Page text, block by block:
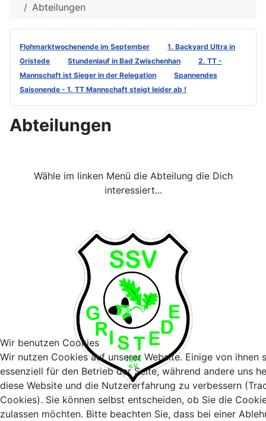
Abteilungen
Flohmarktwochenende im September
1. Backyard Ultra in
Gristede
Stundenlauf in Bad Zwischenhan
2. TT -
Mannschaft ist Sieger in der Relegation
Spannendes
Saisonende - 1. TT Mannschaft steigt leider ab !
Abteilungen
Wähle im linken Menü die Abteilung die Dich
interessiert...
Wir benutzen Cookies
Wir nutzen Cookies auf unserer Website. Einige von ihnen
essenziell für den Betrieb der Seite, während andere uns
diese Website und die Nutzererfahrung zu verbessern
Cookies). Sie können selbst entscheiden, ob Sie die
zulassen möchten. Bitte beachten Sie, dass bei einer